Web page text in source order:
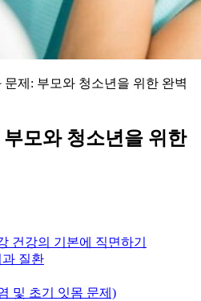
문제: 부모와 청소년을 위한 완벽
모와 청소년을 위한
건강의 기본에 직면하기
질환
및 초기 잇몸 문제)